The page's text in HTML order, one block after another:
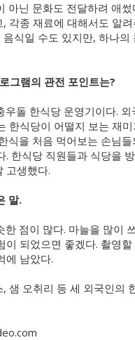
아닌 문화도 전달하려 애
각종 재료에 대해서도 알
식일 수도 있지만, 하나
그램의 관전 포인트는?
우돌 한식당 운영기이다.
한식당이 어떨지 보는 재
식을 처음 먹어보는 손님
한식당 직원들과 식당을
고생했다.
말.
점이 많다. 마늘을 많이
이 되었으면 좋겠다. 촬영
에 남았다.
샘 오취리 등 세 외국인의